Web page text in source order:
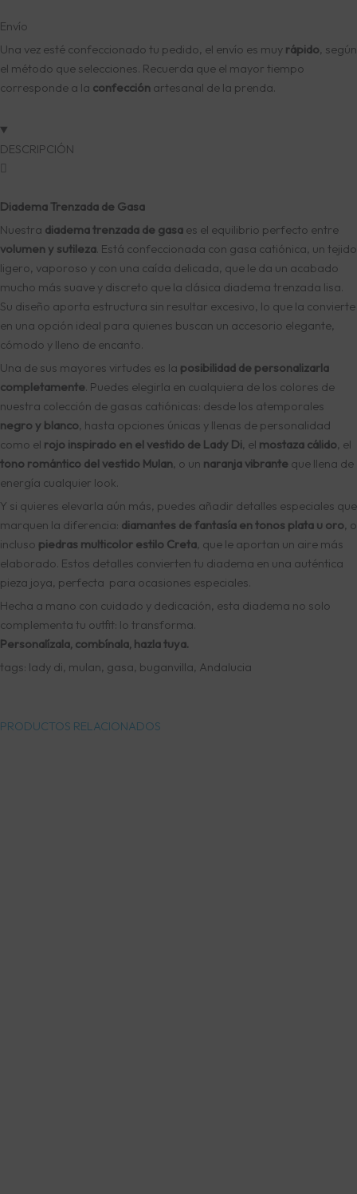
Envío
Una vez esté confeccionado tu pedido, el envío es muy rápido , según
el método que selecciones. Recuerda que el mayor tiempo
corresponde a la confección artesanal de la prenda.
DESCRIPCIÓN
Diadema Trenzada de Gasa
Nuestra diadema trenzada de gasa es el equilibrio perfecto entre
volumen y sutileza . Está confeccionada con gasa catiónica, un tejido
ligero, vaporoso y con una caída delicada, que le da un acabado
mucho más suave y discreto que la clásica diadema trenzada lisa.
Su diseño aporta estructura sin resultar excesivo, lo que la convierte
en una opción ideal para quienes buscan un accesorio elegante,
cómodo y lleno de encanto.
Una de sus mayores virtudes es la posibilidad de personalizarla
completamente . Puedes elegirla en cualquiera de los colores de
nuestra colección de gasas catiónicas: desde los atemporales
negro y blanco , hasta opciones únicas y llenas de personalidad
como el rojo inspirado en el vestido de Lady Di , el mostaza cálido , el
tono romántico del vestido Mulan , o un naranja vibrante que llena de
energía cualquier look.
Y si quieres elevarla aún más, puedes añadir detalles especiales que
marquen la diferencia: diamantes de fantasía en tonos plata u oro , o
incluso piedras multicolor estilo Creta , que le aportan un aire más
elaborado. Estos detalles convierten tu diadema en una auténtica
pieza joya, perfecta para ocasiones especiales.
Hecha a mano con cuidado y dedicación, esta diadema no solo
complementa tu outfit: lo transforma.
Personalízala, combínala, hazla tuya.
tags: lady di, mulan, gasa, buganvilla, Andalucia
PRODUCTOS RELACIONADOS